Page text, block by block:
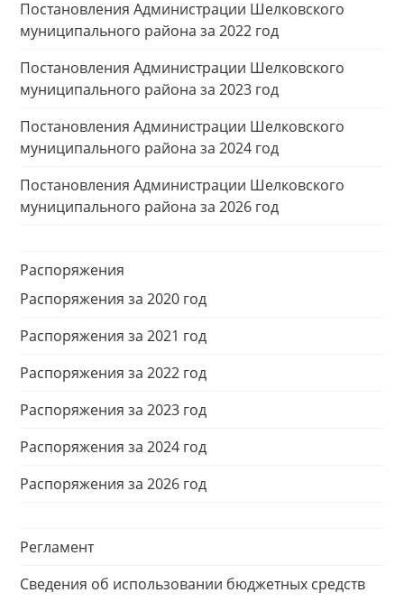
Постановления Администрации Шелковского
муниципального района за 2022 год
Постановления Администрации Шелковского
муниципального района за 2023 год
Постановления Администрации Шелковского
муниципального района за 2024 год
Постановления Администрации Шелковского
муниципального района за 2026 год
Распоряжения
Распоряжения за 2020 год
Распоряжения за 2021 год
Распоряжения за 2022 год
Распоряжения за 2023 год
Распоряжения за 2024 год
Распоряжения за 2026 год
Регламент
Сведения об использовании бюджетных средств